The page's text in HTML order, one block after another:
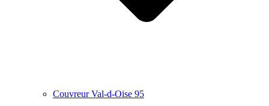
Couvreur Val-d-Oise 95